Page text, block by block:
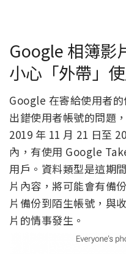
Google 相簿影
小心「外帶」
Google 在寄給使用者
出錯使用者帳號的問題
2019 年 11 月 21 日至
內，有使用 Google
用戶。資料類型是這期
片內容，將可能會有備
片備份到陌生帳號，與
片的情事發生。